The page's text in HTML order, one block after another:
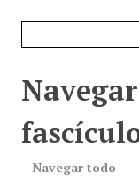
Navegar todo